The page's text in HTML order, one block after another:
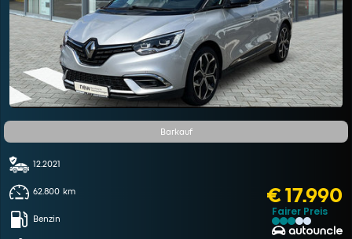
Barkauf
12.2021
62.800 km
Benzin
€ 17.990
Fairer Preis